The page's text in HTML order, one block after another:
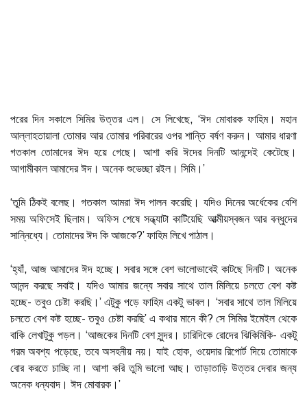
পরের দিন সকালে সিমির উত্তর এল। সে লিখেছে, ‘ঈদ মোবারক ফাহিম। মহান
আল্লাহতায়ালা তোমার আর তোমার পরিবারের ওপর শান্তি বর্ষণ করুন। আমার ধারণা
গতকাল তোমাদের ঈদ হয়ে গেছে। আশা করি ঈদের দিনটি আনন্দেই কেটেছে।
আগামীকাল আমাদের ঈদ। অনেক শুভেচ্ছা রইল। সিমি।’
‘তুমি ঠিকই বলেছ। গতকাল আমরা ঈদ পালন করেছি। যদিও দিনের অর্ধেকের বেশি
সময় অফিসেই ছিলাম। অফিস শেষে সন্ধ্যাটা কাটিয়েছি আত্মীয়স্বজন আর বন্ধুদের
সান্নিধ্যে। তোমাদের ঈদ কি আজকে?’ ফাহিম লিখে পাঠাল।
‘হ্যাঁ, আজ আমাদের ঈদ হচ্ছে। সবার সঙ্গে বেশ ভালোভাবেই কাটছে দিনটি। অনেক
আনন্দ করছে সবাই। যদিও আমার জন্যে সবার সাথে তাল মিলিয়ে চলতে বেশ কষ্ট
হচ্ছে- তবুও চেষ্টা করছি।’ এটুকু পড়ে ফাহিম একটু ভাবল। ‘সবার সাথে তাল মিলিয়ে
চলতে বেশ কষ্ট হচ্ছে- তবুও চেষ্টা করছি’ এ কথার মানে কী? সে সিমির ইমেইল থেকে
বাকি লেখাটুকু পড়ল। ‘আজকের দিনটি বেশ সুন্দর। চারিদিকে রোদের ঝিকিমিকি- একটু
গরম অবশ্য পড়েছে, তবে অসহনীয় নয়। যাই হোক, ওয়েদার রিপোর্ট দিয়ে তোমাকে
বোর করতে চাচ্ছি না। আশা করি তুমি ভালো আছ। তাড়াতাড়ি উত্তর দেবার জন্য
অনেক ধন্যবাদ। ঈদ মোবারক।’